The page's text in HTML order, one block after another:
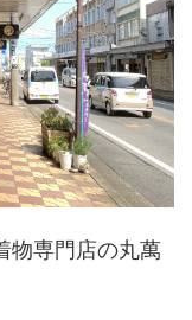
物専門店の丸萬